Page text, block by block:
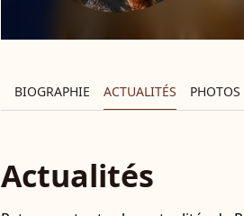
BIOGRAPHIE ACTUALITÉS PHOTOS
Actualités